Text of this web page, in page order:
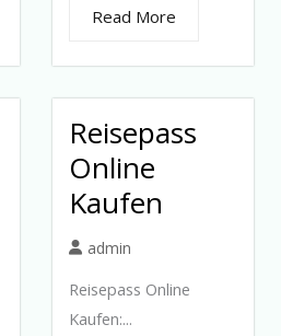
Read More
Reisepass
Online
Kaufen
admin
Reisepass Online
Kaufen:...